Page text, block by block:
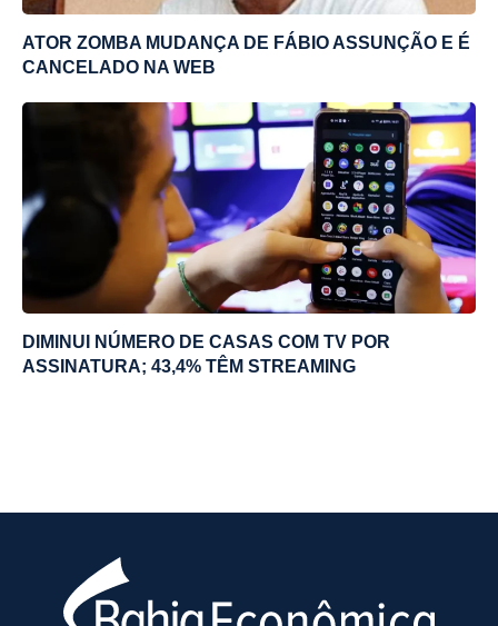
ATOR ZOMBA MUDANÇA DE FÁBIO ASSUNÇÃO E É
CANCELADO NA WEB
DIMINUI NÚMERO DE CASAS COM TV POR
ASSINATURA; 43,4% TÊM STREAMING